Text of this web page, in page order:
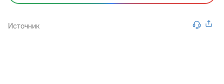
Источник